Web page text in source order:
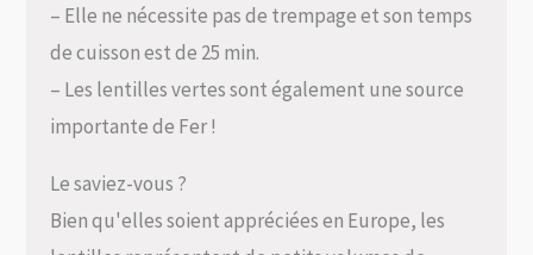
– Elle ne nécessite pas de trempage et son temps
de cuisson est de 25 min.
– Les lentilles vertes sont également une source
importante de Fer !
Le saviez-vous ?
Bien qu'elles soient appréciées en Europe, les